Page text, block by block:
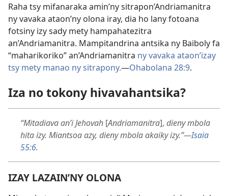
Raha tsy mifanaraka amin’ny sitrapon’Andriamanitra
ny vavaka ataon’ny olona iray, dia ho lany fotoana
fotsiny izy sady mety hampahatezitra
an’Andriamanitra. Mampitandrina antsika ny Baiboly fa
“maharikoriko” an’Andriamanitra ny vavaka ataon’izay
tsy mety manao ny sitrapony.—Ohabolana 28:9.
Iza no tokony hivavahantsika?
“Mitadiava an’i Jehovah [Andriamanitra], dieny mbola
hita izy. Miantsoa azy, dieny mbola akaiky izy.”—Isaia
55:6.
IZAY LAZAIN’NY OLONA